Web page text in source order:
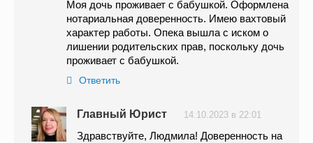
Моя дочь проживает с бабушкой. Оформлена
нотариальная доверенность. Имею вахтовый
характер работы. Опека вышла с иском о
лишении родительских прав, поскольку дочь
проживает с бабушкой.
Ответить
Главный Юрист 14.10.2023 в 22:01
Здравствуйте, Людмила! Доверенность на